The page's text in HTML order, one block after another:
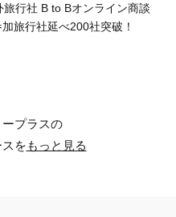
行社 B to Bオンライン商談
旅行社延べ200社突破！
プラスの
をもっと見る